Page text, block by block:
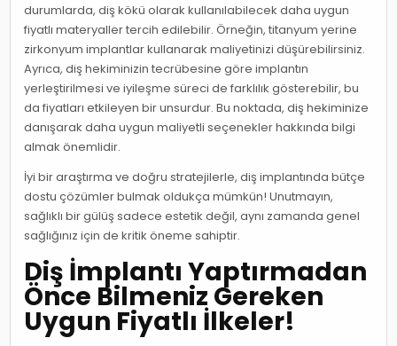
durumlarda, diş kökü olarak kullanılabilecek daha uygun
fiyatlı materyaller tercih edilebilir. Örneğin, titanyum yerine
zirkonyum implantlar kullanarak maliyetinizi düşürebilirsiniz.
Ayrıca, diş hekiminizin tecrübesine göre implantın
yerleştirilmesi ve iyileşme süreci de farklılık gösterebilir, bu
da fiyatları etkileyen bir unsurdur. Bu noktada, diş hekiminize
danışarak daha uygun maliyetli seçenekler hakkında bilgi
almak önemlidir.
İyi bir araştırma ve doğru stratejilerle, diş implantında bütçe
dostu çözümler bulmak oldukça mümkün! Unutmayın,
sağlıklı bir gülüş sadece estetik değil, aynı zamanda genel
sağlığınız için de kritik öneme sahiptir.
Diş İmplantı Yaptırmadan
Önce Bilmeniz Gereken
Uygun Fiyatlı İlkeler!